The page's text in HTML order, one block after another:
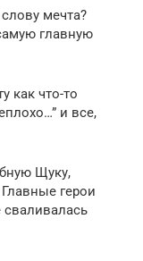
мечта?
главную
как что-то
и все,
Щуку,
герои